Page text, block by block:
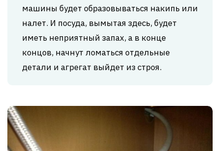
машины будет образовываться накипь или
налет. И посуда, вымытая здесь, будет
иметь неприятный запах, а в конце
концов, начнут ломаться отдельные
детали и агрегат выйдет из строя.